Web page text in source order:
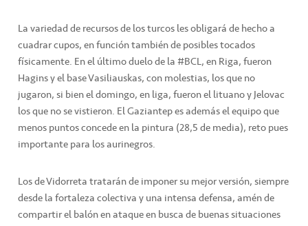
La variedad de recursos de los turcos les obligará de hecho a
cuadrar cupos, en función también de posibles tocados
físicamente. En el último duelo de la #BCL, en Riga, fueron
Hagins y el base Vasiliauskas, con molestias, los que no
jugaron, si bien el domingo, en liga, fueron el lituano y Jelovac
los que no se vistieron. El Gaziantep es además el equipo que
menos puntos concede en la pintura (28,5 de media), reto pues
importante para los aurinegros.
Los de Vidorreta tratarán de imponer su mejor versión, siempre
desde la fortaleza colectiva y una intensa defensa, amén de
compartir el balón en ataque en busca de buenas situaciones